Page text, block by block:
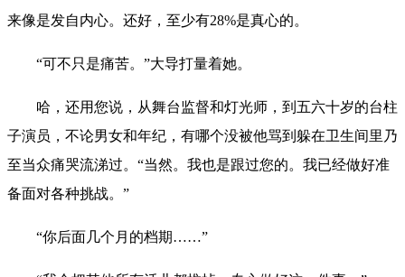
来像是发自内心。还好，至少有28%是真心的。
“可不只是痛苦。”大导打量着她。
哈，还用您说，从舞台监督和灯光师，到五六十岁的台柱
子演员，不论男女和年纪，有哪个没被他骂到躲在卫生间里乃
至当众痛哭流涕过。“当然。我也是跟过您的。我已经做好准
备面对各种挑战。”
“你后面几个月的档期……”